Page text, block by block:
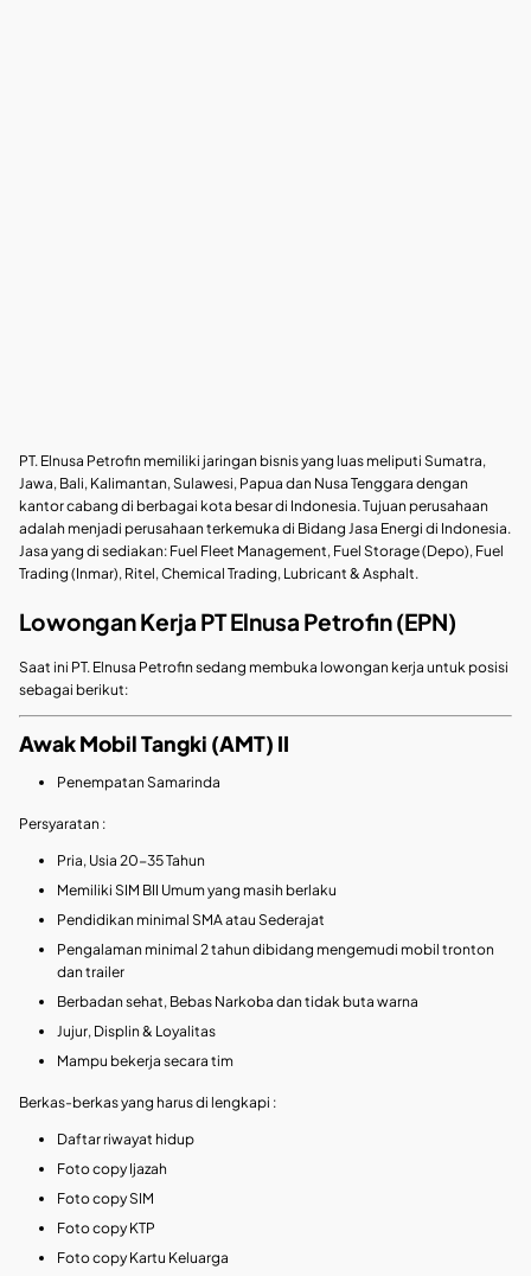
PT. Elnusa Petrofin memiliki jaringan bisnis yang luas meliputi Sumatra,
Jawa, Bali, Kalimantan, Sulawesi, Papua dan Nusa Tenggara dengan
kantor cabang di berbagai kota besar di Indonesia. Tujuan perusahaan
adalah menjadi perusahaan terkemuka di Bidang Jasa Energi di Indonesia.
Jasa yang di sediakan: Fuel Fleet Management, Fuel Storage (Depo), Fuel
Trading (Inmar), Ritel, Chemical Trading, Lubricant & Asphalt.
Lowongan Kerja PT Elnusa Petrofin (EPN)
Saat ini PT. Elnusa Petrofin sedang membuka lowongan kerja untuk posisi
sebagai berikut:
Awak Mobil Tangki (AMT) II
Penempatan Samarinda
Persyaratan :
Pria, Usia 20-35 Tahun
Memiliki SIM BII Umum yang masih berlaku
Pendidikan minimal SMA atau Sederajat
Pengalaman minimal 2 tahun dibidang mengemudi mobil tronton
dan trailer
Berbadan sehat, Bebas Narkoba dan tidak buta warna
Jujur, Displin & Loyalitas
Mampu bekerja secara tim
Berkas-berkas yang harus di lengkapi :
Daftar riwayat hidup
Foto copy Ijazah
Foto copy SIM
Foto copy KTP
Foto copy Kartu Keluarga